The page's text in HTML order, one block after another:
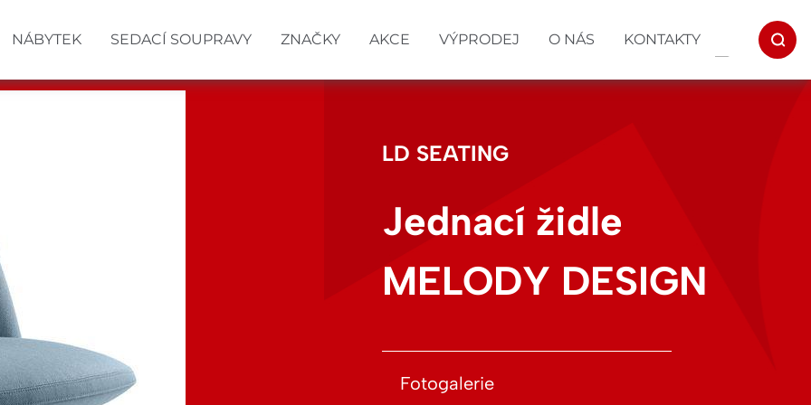
NÁBYTEK SEDACÍ SOUPRAVY ZNAČKY AKCE VÝPRODEJ O NÁS KONTAKTY
LD SEATING
Jednací židle
MELODY DESIGN
Fotogalerie